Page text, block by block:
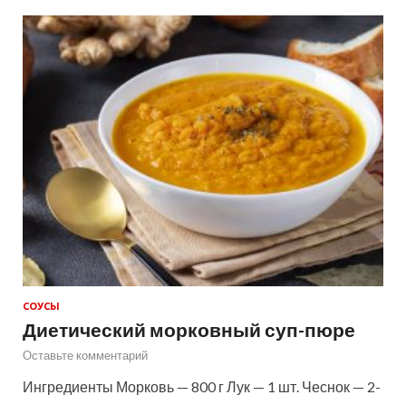
СОУСЫ
Диетический морковный суп-пюре
Оставьте комментарий
Ингредиенты Морковь — 800 г Лук — 1 шт. Чеснок — 2-